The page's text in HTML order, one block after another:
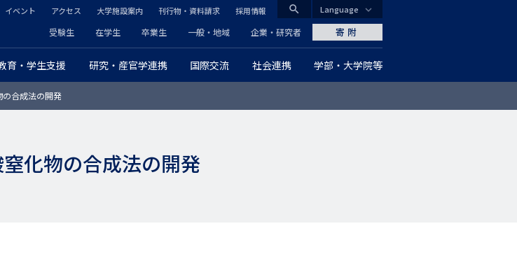
CLOSE
search
グ
ロ
育・学生支援 研究・産官学連携 国際交流 社会連携 学部・大学院等
ヘ
ッ
ダ
プ
受験生 在学生 卒業生 一般・地域 企業・研究者
イベント アクセス 大学施設案内 刊行物・資料請求 採用情報
寄附
Language
の合成法の開発
化物の合成法の開発